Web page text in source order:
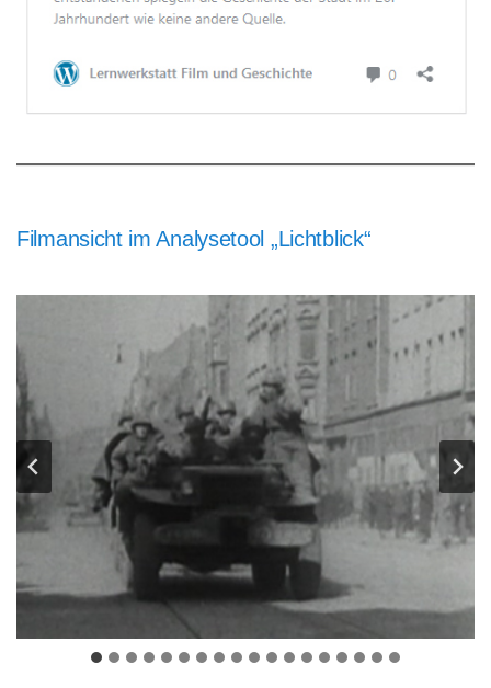
Filmansicht im Analysetool „Lichtblick“